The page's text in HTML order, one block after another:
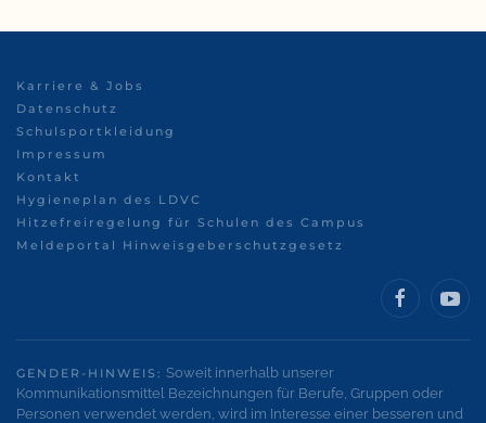
Karriere & Jobs
Datenschutz
Schulsportkleidung
Impressum
Kontakt
Hygieneplan des LDVC
Hitzefreiregelung für Schulen des Campus
Meldeportal Hinweisgeberschutzgesetz
GENDER-HINWEIS: Soweit innerhalb unserer
Kommunikationsmittel Bezeichnungen für Berufe, Gruppen oder
Personen verwendet werden, wird im Interesse einer besseren und